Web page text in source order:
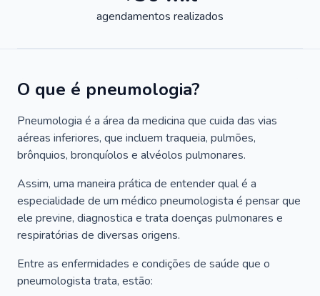
agendamentos realizados
O que é pneumologia?
Pneumologia é a área da medicina que cuida das vias
aéreas inferiores, que incluem traqueia, pulmões,
brônquios, bronquíolos e alvéolos pulmonares.
Assim, uma maneira prática de entender qual é a
especialidade de um médico pneumologista é pensar que
ele previne, diagnostica e trata doenças pulmonares e
respiratórias de diversas origens.
Entre as enfermidades e condições de saúde que o
pneumologista trata, estão: